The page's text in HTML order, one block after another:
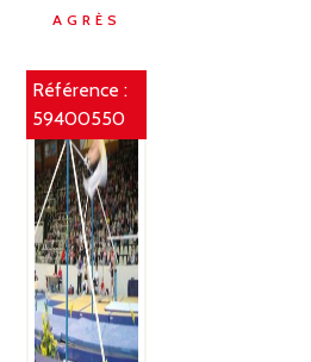
AGRÈS
Référence :
59400550